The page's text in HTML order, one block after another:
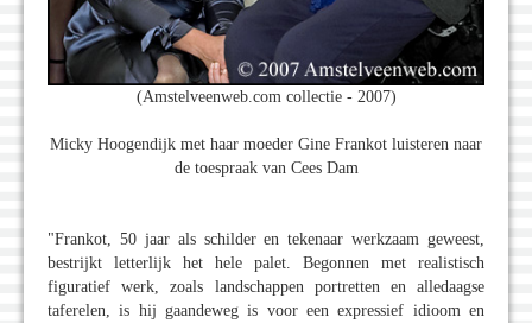
(Amstelveenweb.com collectie - 2007)
Micky Hoogendijk met haar moeder Gine Frankot luisteren naar
de toespraak van Cees Dam
"Frankot, 50 jaar als schilder en tekenaar werkzaam geweest,
bestrijkt letterlijk het hele palet. Begonnen met realistisch
figuratief werk, zoals landschappen portretten en alledaagse
taferelen, is hij gaandeweg is voor een expressief idioom en